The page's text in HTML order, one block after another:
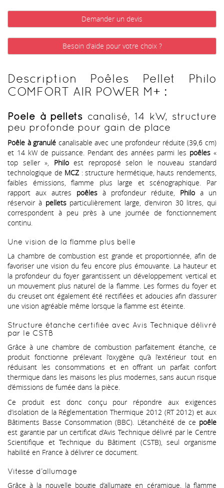
Demander un devis
Besoin d'aide pour votre choix ?
Description Poêles Pellet Philo
COMFORT AIR POWER M+ :
Poêle à pellets canalisé, 14 kW, structure
peu profonde pour gain de place
Poêle à granulé canalisable avec une profondeur réduite (39,6 cm)
et 14 kW de puissance. Pendant des années parmi les poêles «
top seller », Philoest reproposé selon le nouveau standard
technologique de MCZ : structure hermétique, hauts rendements,
faibles émissions, flamme plus large et scénographique. Par
rapport aux autres poêles à profondeur réduite, Philo a un
réservoir à pellets particulièrement large, d’environ 30 litres, qui
correspondent à peu près à une journée de fonctionnement
continu.
Une vision de la flamme plus belle
La chambre de combustion est grande et proportionnée, afin de
favoriser une vision du feu encore plus émouvante. La hauteur et
la profondeur du foyer garantissent un développement vertical et
un mouvement plus naturel de la flamme. Les formes du foyer et
du creuset ont également été rectifiées et adoucies afin d’assurer
une vision agréable même lorsque la flamme est éteinte.
Structure étanche certifiée avec Avis Technique délivré
par le CSTB
Grâce à une chambre de combustion parfaitement étanche, ce
produit fonctionne prélevant l’oxygène qu’à l’extérieur tout en
réduisant les consommations et en offrant un parfait confort
thermique dans les maisons les plus modernes, sans aucun risque
d’émissions de fumée dans la pièce.
Ce produit est donc conçu pour répondre aux exigences
d’isolation de la Réglementation Thermique 2012 (RT 2012) et aux
Bâtiments Basse Consommation (BBC). L’étanchéité de ce poêle
est garantie par un certificat d’Avis Technique délivré par le Centre
Scientifique et Technique du Bâtiment (CSTB), seul organisme
habilité en France à délivrer ce document.
Vitesse d’allumage
Grâce à la nouvelle bougie d’allumage en céramique, la flamme